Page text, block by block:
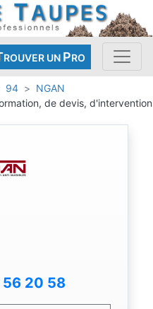
ROUVER UN PRO
94
NGAN
de devis, d'intervention
20 58